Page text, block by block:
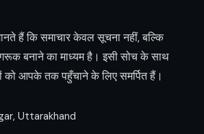
हैं कि समाचार केवल सूचना नहीं, बल्कि
बनाने का माध्यम है। इसी सोच के साथ
को आपके तक पहुँचाने के लिए समर्पित हैं।
Uttarakhand